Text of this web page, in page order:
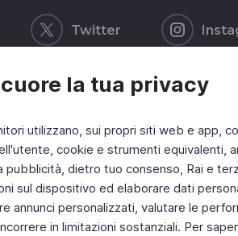
la tua privacy
utilizzano, sui propri siti web e app,
cookie e strumenti equivalenti,
pubblicità, dietro tuo consenso, Rai e
sul dispositivo ed elaborare dati
annunci personalizzati, valutare le
in limitazioni sostanziali. Per
Twitter